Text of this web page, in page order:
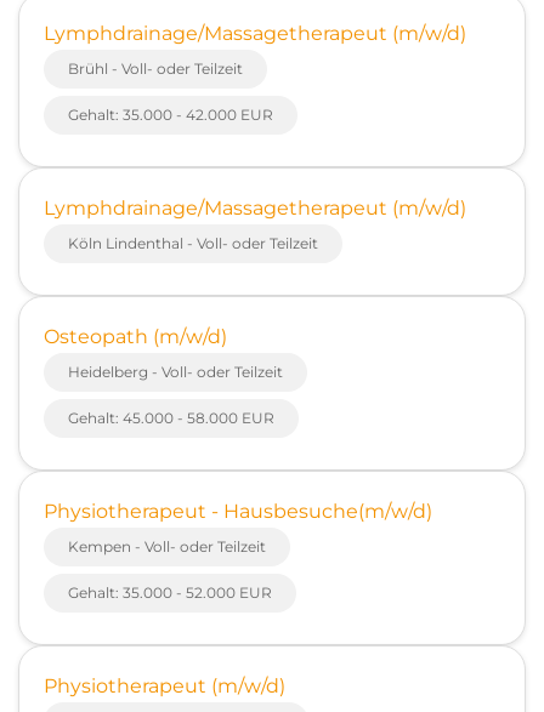
Lymphdrainage/Massagetherapeut (m/w/d)
Brühl - Voll- oder Teilzeit
Gehalt: 35.000 - 42.000 EUR
Lymphdrainage/Massagetherapeut (m/w/d)
Köln Lindenthal - Voll- oder Teilzeit
Osteopath (m/w/d)
Heidelberg - Voll- oder Teilzeit
Gehalt: 45.000 - 58.000 EUR
Physiotherapeut - Hausbesuche(m/w/d)
Kempen - Voll- oder Teilzeit
Gehalt: 35.000 - 52.000 EUR
Physiotherapeut (m/w/d)